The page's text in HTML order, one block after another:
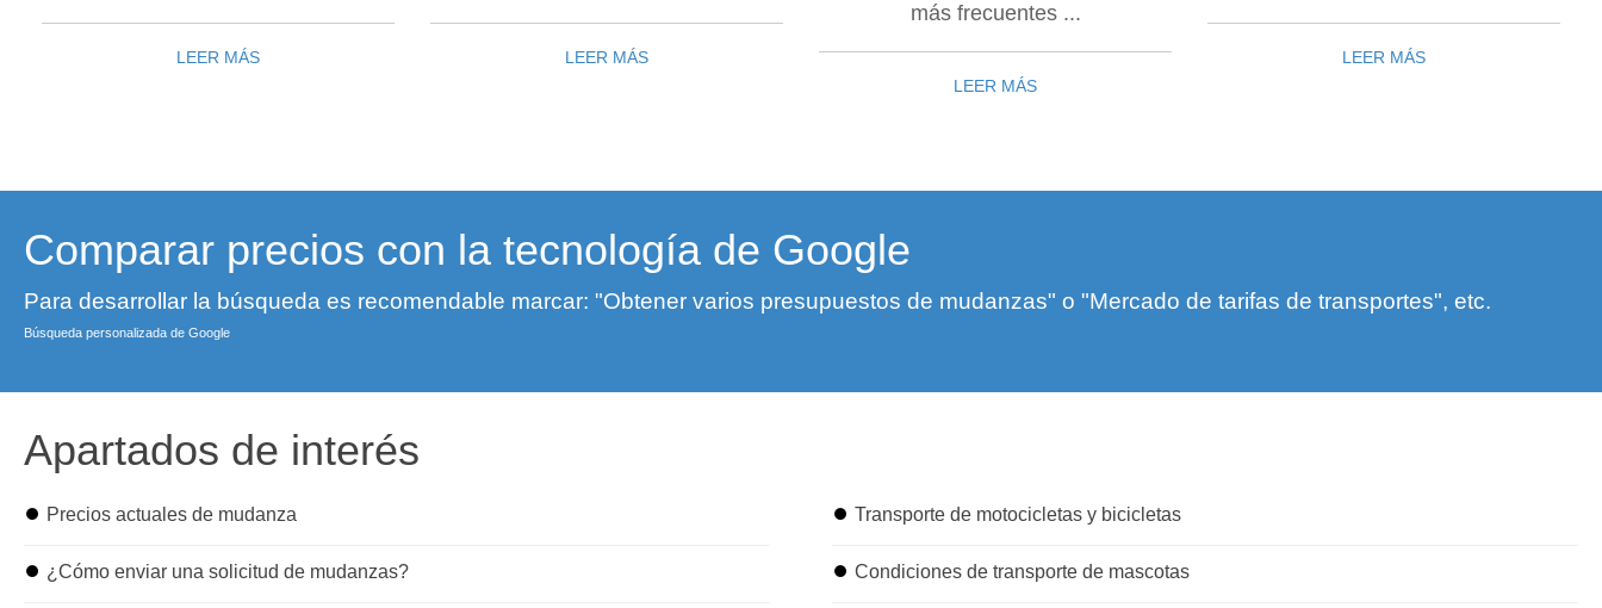
LEER MÁS LEER MÁS
más frecuentes ...
LEER MÁS
LEER MÁS
Comparar precios con la tecnología de Google
Para desarrollar la búsqueda es recomendable marcar: "Obtener varios presupuestos de mudanzas" o "Mercado de tarifas de transportes", etc.
Búsqueda personalizada de Google
Apartados de interés
⏺ Precios actuales de mudanza
⏺ ¿Cómo enviar una solicitud de mudanzas?
⏺Transporte de motocicletas y bicicletas
⏺Condiciones de transporte de mascotas